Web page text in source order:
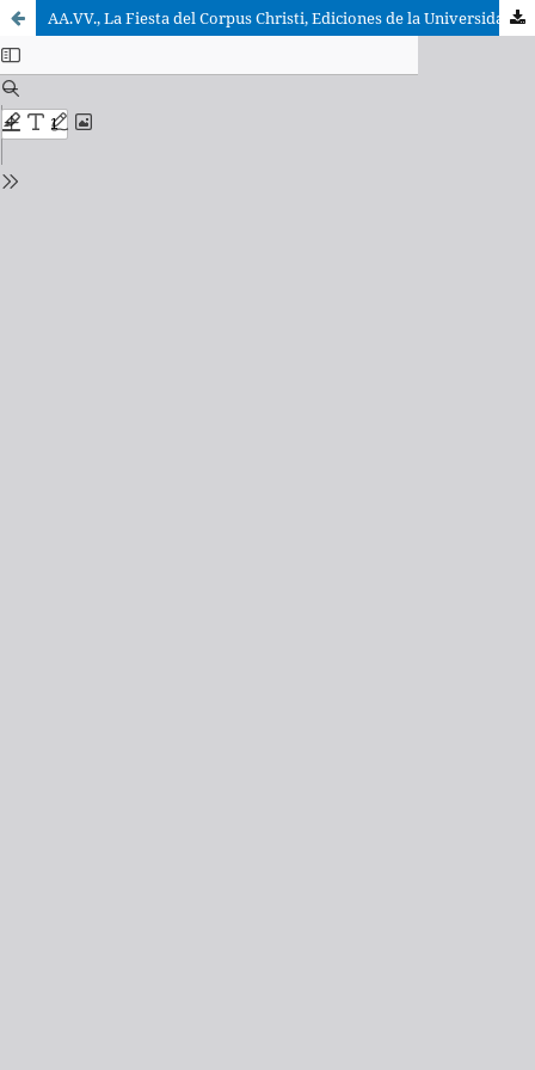
AA.VV., La Fiesta del Corpus Christi, Ediciones de la Universidad de Castilla-La Mancha